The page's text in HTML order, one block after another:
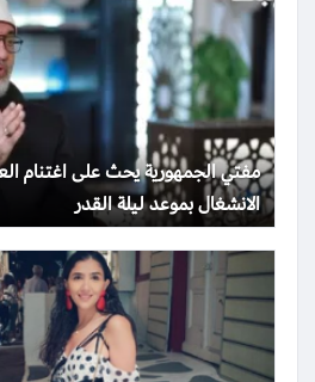
مفتي الجمهورية يحث على اغتنام
الانشغال بموعد ليلة القدر